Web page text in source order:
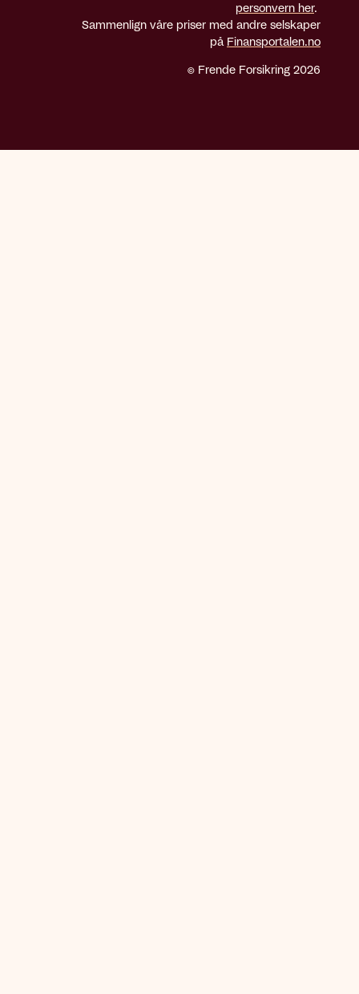
personvern her.
Sammenlign våre priser med andre selskaper
på Finansportalen.no
© Frende Forsikring 2026